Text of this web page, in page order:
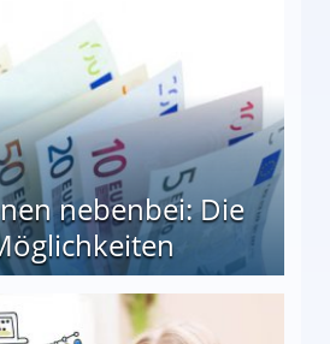
nebenbei: Die